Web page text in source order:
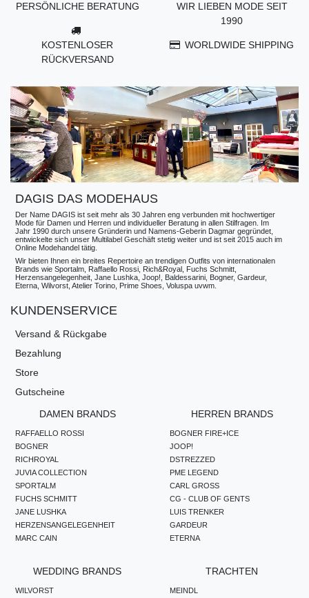
PERSÖNLICHE BERATUNG
KOSTENLOSER
RÜCKVERSAND
WIR LIEBEN MODE SEIT
1990
WORLDWIDE SHIPPING
DAGIS DAS MODEHAUS
Der Name DAGIS ist seit mehr als 30 Jahren eng verbunden mit hochwertiger
Mode für Damen und Herren und individueller Beratung in allen Stilfragen. Im
Jahr 1990 durch unsere Gründerin und Namens-Geberin Dagmar gegründet,
entwickelte sich unser Multilabel Geschäft stetig weiter und ist seit 2015 auch im
Online Modehandel tätig.
Wir bieten Ihnen ein breites Repertoire an trendigen Outfits von internationalen
Brands wie Sportalm, Raffaello Rossi, Rich&Royal, Fuchs Schmitt,
Herzensangelegenheit, Jane Lushka, Joop!, Baldessarini, Bogner, Gardeur,
Eterna, Wilvorst, Atelier Torino, Prime Shoes, Voluspa uvwm.
KUNDENSERVICE
Versand & Rückgabe
Bezahlung
Store
Gutscheine
DAMEN BRANDS
RAFFAELLO ROSSI
BOGNER
RICHROYAL
JUVIA COLLECTION
SPORTALM
FUCHS SCHMITT
JANE LUSHKA
HERZENSANGELEGENHEIT
MARC CAIN
HERREN BRANDS
BOGNER FIRE+ICE
JOOP!
DSTREZZED
PME LEGEND
CARL GROSS
CG - CLUB OF GENTS
LUIS TRENKER
GARDEUR
ETERNA
WEDDING BRANDS
WILVORST
TRACHTEN
MEINDL